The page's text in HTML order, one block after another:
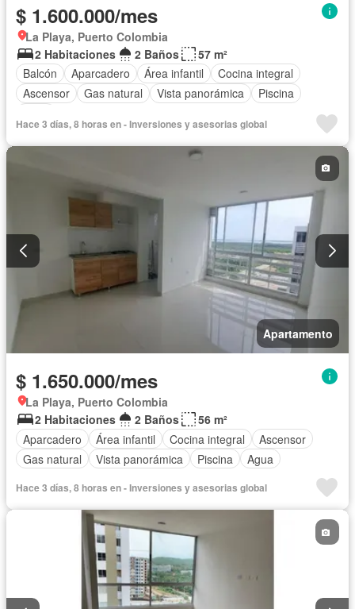
$ 1.600.000/mes
La Playa, Puerto Colombia
2 Habitaciones
2 Baños
57 m²
Balcón
Aparcadero Área infantil
Cocina integral
Ascensor
Gas natural Vista panorámica
Piscina
Hace 3 días, 8 horas en - Inversiones y asesorias global
Apartamento
$ 1.650.000/mes
La Playa, Puerto Colombia
2 Habitaciones
2 Baños
56 m²
Aparcadero
Área infantil Cocina integral
Ascensor
Gas natural
Vista panorámica Piscina Agua
Hace 3 días, 8 horas en - Inversiones y asesorias global